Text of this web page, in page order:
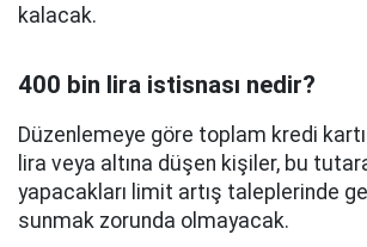
kalacak.
400 bin lira istisnası nedir?
Düzenlemeye göre toplam kredi
lira veya altına düşen kişiler, bu
yapacakları limit artış taleplerinde
sunmak zorunda olmayacak.